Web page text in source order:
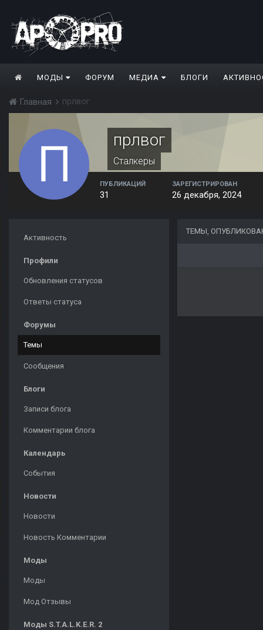
МОДЫ ФОРУМ МЕДИА БЛОГИ
Главная прлвог
прлвог
Сталкеры
ПУБЛИКАЦИЙ
31
ЗАРЕГИСТРИРОВАН
26 декабря, 2024
Активность
Профили
Обновления статусов
Ответы статуса
Форумы
Темы
Сообщения
Блоги
Записи блога
Комментарии блога
Календарь
События
Новости
Новости
Новость Комментарии
Моды
Моды
Мод Отзывы
Моды S.T.A.L.K.E.R. 2
ТЕМЫ,